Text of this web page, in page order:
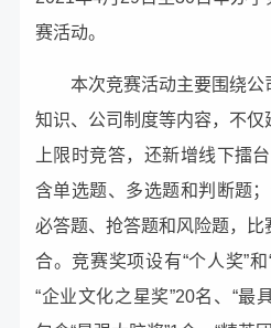
赛活动。
本次竞赛活动主要围绕公
知识、公司制度等内容， 不仅
上限时竞答，还新增线下擂台
含单选题、多选题和判断题
必答题、抢答题和风险题，
比
合。竞赛奖项设有“个人奖”
“企业文化之星奖”20名、“最